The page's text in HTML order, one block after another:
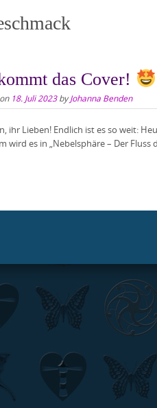
das Cover!
18. Juli 2023byJohanna Benden
ihr Lieben! Endlich ist es so weit:
wird es in „Nebelsphäre – Der Fluss